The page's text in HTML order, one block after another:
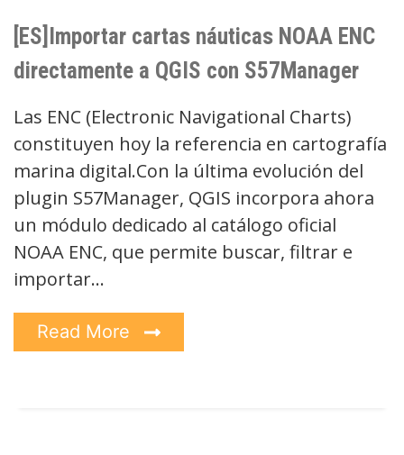
[ES]Importar cartas náuticas NOAA ENC
directamente a QGIS con S57Manager
Las ENC (Electronic Navigational Charts)
constituyen hoy la referencia en cartografía
marina digital.Con la última evolución del
plugin S57Manager, QGIS incorpora ahora
un módulo dedicado al catálogo oficial
NOAA ENC, que permite buscar, filtrar e
importar…
Read More